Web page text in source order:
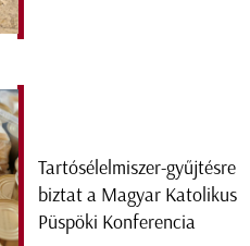
Tartósélelmiszer-gyűjtésre
biztat a Magyar Katolikus
Püspöki Konferencia